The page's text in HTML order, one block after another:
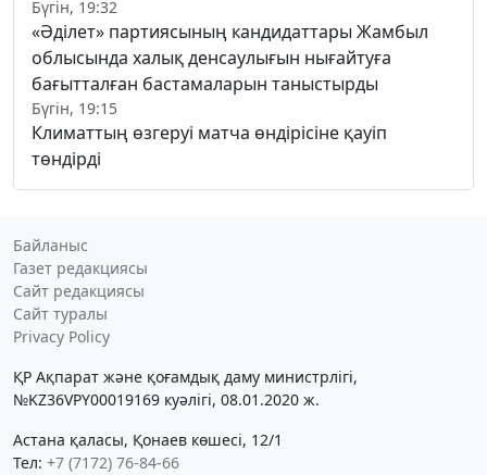
Бүгін, 19:32
«Әділет» партиясының кандидаттары Жамбыл
облысында халық денсаулығын нығайтуға
бағытталған бастамаларын таныстырды
Бүгін, 19:15
Климаттың өзгеруі матча өндірісіне қауіп
төндірді
Байланыс
Газет редакциясы
Сайт редакциясы
Сайт туралы
Privacy Policy
ҚР Ақпарат және қоғамдық даму министрлігі,
№KZ36VPY00019169 куәлігі, 08.01.2020 ж.
Астана қаласы, Қонаев көшесі, 12/1
Тел: +7 (7172) 76-84-66